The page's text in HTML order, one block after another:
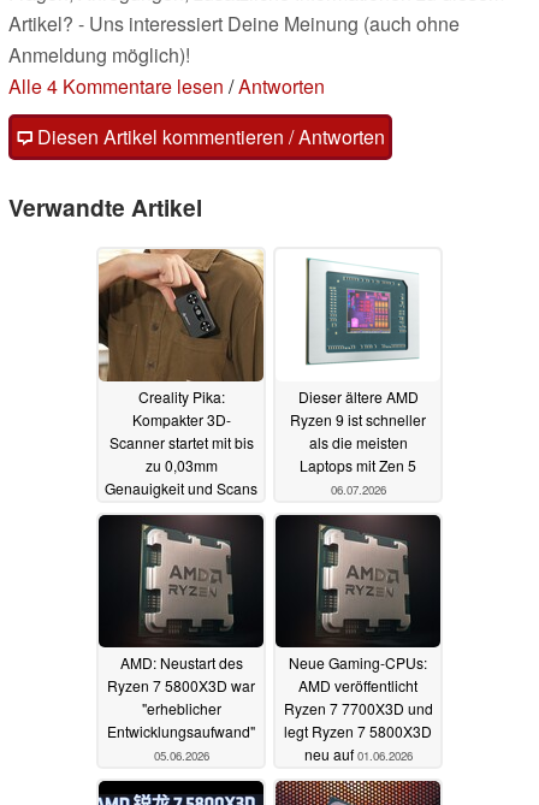
Artikel? - Uns interessiert Deine Meinung (auch ohne
Anmeldung möglich)!
Alle 4 Kommentare lesen /Antworten
Diesen Artikel kommentieren / Antworten
Verwandte Artikel
Creality Pika:
Kompakter 3D-
Scanner startet mit bis
zu 0,03mm
Genauigkeit und Scans
ohne
Markierungspunkte
22.07.2026
Dieser ältere AMD
Ryzen 9 ist schneller
als die meisten
Laptops mit Zen 5
06.07.2026
AMD: Neustart des
Ryzen 7 5800X3D war
"erheblicher
Entwicklungsaufwand"
05.06.2026
Neue Gaming-CPUs:
AMD veröffentlicht
Ryzen 7 7700X3D und
legt Ryzen 7 5800X3D
neu auf 01.06.2026